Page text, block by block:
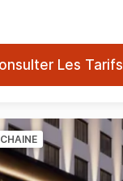
Les Tarifs